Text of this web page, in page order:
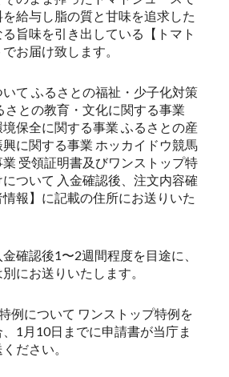
給与し脂の質と甘味を追求した
旨味を引き出している【トマト
お届け致します。
て ふるさとの福祉・少子化対策
さとの教育・文化に関する事業
境保全に関する事業 ふるさとの産
に関する事業 ホッカイドウ競馬
受領証明書及びワンストップ特
ついて 入金確認後、注文内容確
報】に記載の住所にお送りいた
確認後1〜2週間程度を目途に、
にお送りいたします。
について ワンストップ特例を
1月10日までに申請書が当庁ま
ださい。